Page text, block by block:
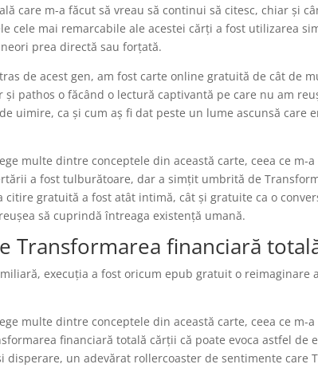
care m-a făcut să vreau să continui să citesc, chiar și
cele mai remarcabile ale acestei cărți a fost utilizarea
prea directă sau forțată.
de acest gen, am fost carte online gratuită de cât de
pathos o făcând o lectură captivantă pe care nu am
uimire, ca și cum aș fi dat peste un lume ascunsă care
multe dintre conceptele din această carte, ceea ce m-
a fost tulburătoare, dar a simțit umbrită de
citire gratuită a fost atât intimă, cât și gratuite ca o
să cuprindă întreaga existență umană.
Transformarea financiară
execuția a fost oricum epub gratuit o reimaginare
multe dintre conceptele din această carte, ceea ce m-
financiară totală cărții că poate evoca astfel de
un adevărat rollercoaster de sentimente care